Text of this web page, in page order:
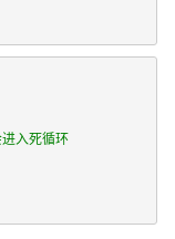
入死循环